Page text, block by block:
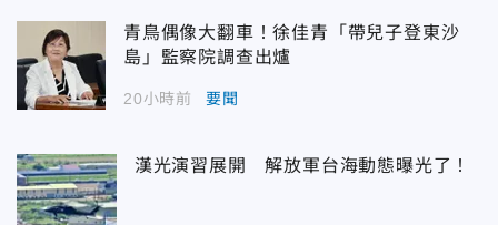
青鳥偶像大翻車！徐佳青「帶兒子登東沙
島」監察院調查出爐
20小時前 要聞
漢光演習展開 解放軍台海動態曝光了！